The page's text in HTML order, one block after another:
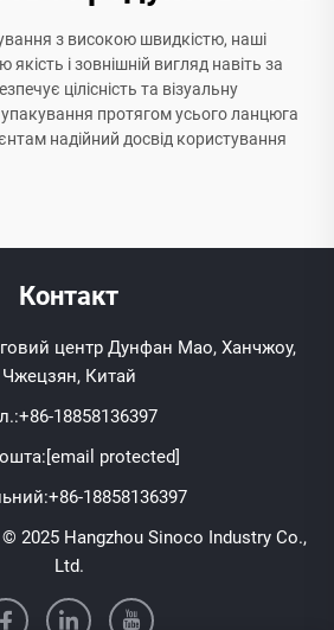
з високою швидкістю, наші
і зовнішній вигляд навіть за
цілісність та візуальну
протягом усього ланцюга
надійний досвід користування
Контакт
центр Дунфан Мао, Ханчжоу,
Чжецзян, Китай
+86-18858136397
[email protected]
+86-18858136397
2025 Hangzhou Sinoco Industry Co.,
Ltd.